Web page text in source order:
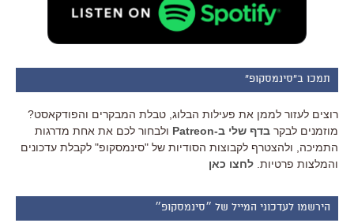
תמכו ב"סינמסקופ"
רוצים לעזור לממן את פעילות הבלוג, טבלת המבקרים והפודקאסט?
מוזמנים לבקר בדף שלי ב-Patreon
ולבחור לכם את אחת מדרגות
התמיכה, ולהצטרף לקבוצות הסודיות של "סינמסקופ" לקבלת עדכונים
והמלצות פרטיות. לחצו כאן
הירשמו לעדכוני המייל של ״סינמסקופ״